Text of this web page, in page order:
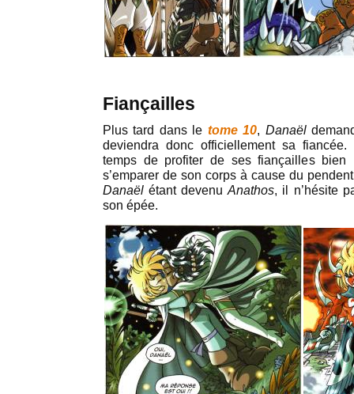
Fiançailles
Plus tard dans le tome 10, Danaël
deviendra donc officiellement sa
temps de profiter de ses fiançailles
s’emparer de son corps à cause du
Danaël étant devenuAnathos, il n’hésite
son épée.